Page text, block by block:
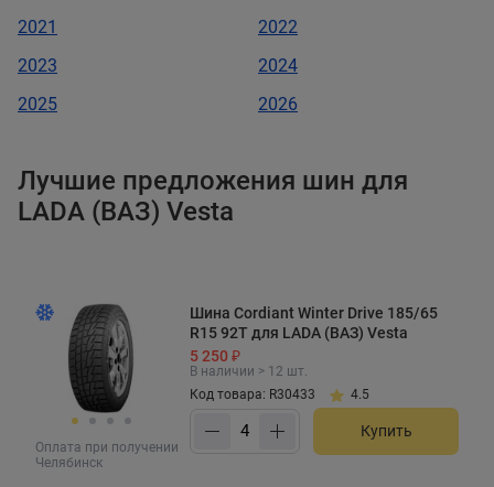
2021
2022
2023
2024
2025
2026
Лучшие предложения шин для
LADA (ВАЗ) Vesta
Оплата при получении
Челябинск
Шина Cordiant Winter Drive 185/65
R15 92T для LADA (ВАЗ) Vesta
5 250 ₽
В наличии > 12 шт.
Код товара: R30433
4.5
Купить